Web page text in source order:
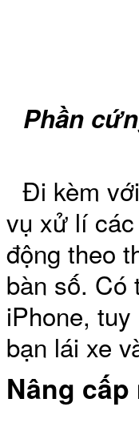
Phần
Đi kèm
vụ xử lí
động theo
bàn số. Có
iPhone,
bạn lái xe
Nâng cấp